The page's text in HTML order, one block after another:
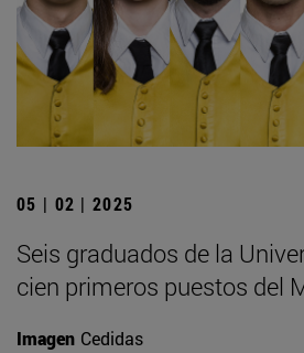
05 | 02 | 2025
Seis graduados de la
cien primeros puestos del
Imagen Cedidas